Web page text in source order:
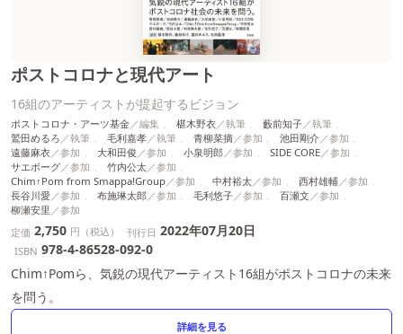
ポストコロナと現代アート
16組のアーティストが提起するビジョン
ポストコロナ・アーツ基金 椹木野衣
藪前知子
鷲田めるろ
毛利嘉孝 青柳菜摘
池田剛介
遠藤麻衣
大和田俊 小泉明郎
SIDE CORE
サエボーグ
竹内公太
Chim↑Pom from Smappa!Group
中村裕太
西村雄輔
長谷川愛
布施琳太郎 毛利悠子
百瀬文
柳瀬安里
定価 2,750 円（税込） 刊行日 2022年07月20日
ISBN 978-4-86528-092-0
Chim↑Pomら、気鋭の現代アーティスト16組がポストコロナの未来
を問う。
詳細を見る